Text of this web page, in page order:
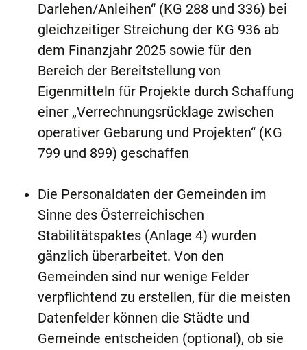
Darlehen/Anleihen“ (KG 288 und 336) bei
gleichzeitiger Streichung der KG 936 ab
dem Finanzjahr 2025 sowie für den
Bereich der Bereitstellung von
Eigenmitteln für Projekte durch Schaffung
einer „Verrechnungsrücklage zwischen
operativer Gebarung und Projekten“ (KG
799 und 899) geschaffen
Die Personaldaten der Gemeinden im
Sinne des Österreichischen
Stabilitätspaktes (Anlage 4) wurden
gänzlich überarbeitet. Von den
Gemeinden sind nur wenige Felder
verpflichtend zu erstellen, für die meisten
Datenfelder können die Städte und
Gemeinde entscheiden (optional), ob sie